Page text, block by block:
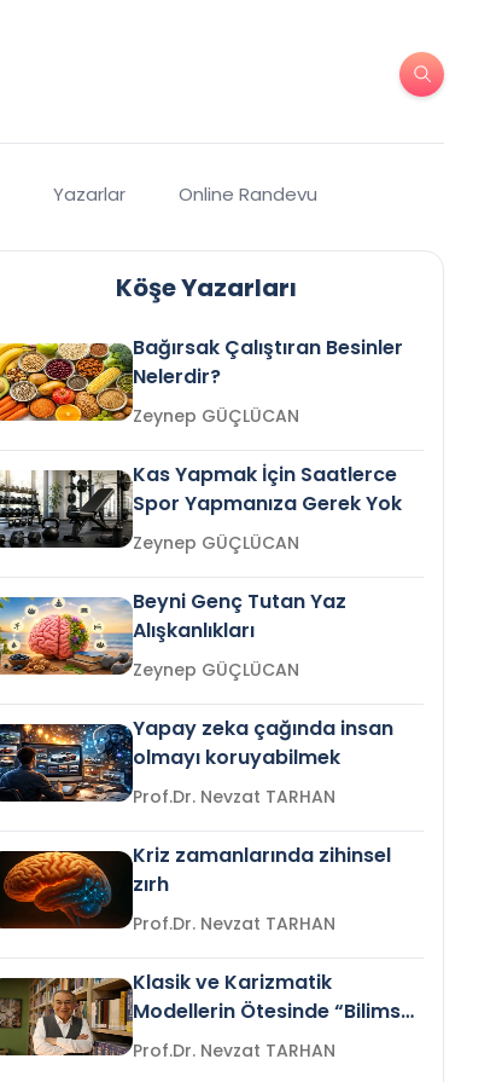
Yazarlar Online Randevu
Köşe Yazarları
Bağırsak Çalıştıran Besinler
Nelerdir?
Zeynep GÜÇLÜCAN
Kas Yapmak İçin Saatlerce
Spor Yapmanıza Gerek Yok
Zeynep GÜÇLÜCAN
Beyni Genç Tutan Yaz
Alışkanlıkları
Zeynep GÜÇLÜCAN
Yapay zeka çağında insan
olmayı koruyabilmek
Prof.Dr. Nevzat TARHAN
Kriz zamanlarında zihinsel
zırh
Prof.Dr. Nevzat TARHAN
Klasik ve Karizmatik
Modellerin Ötesinde “Bilimsel
Liderlik”
Prof.Dr. Nevzat TARHAN